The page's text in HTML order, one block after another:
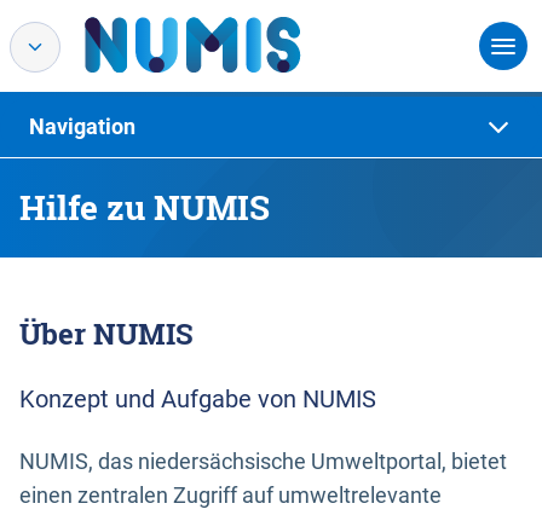
Hilfe zu NUMIS
Navigation
Über NUMIS
Konzept und Aufgabe von NUMIS
NUMIS, das niedersächsische Umweltportal, bietet
einen zentralen Zugriff auf umweltrelevante